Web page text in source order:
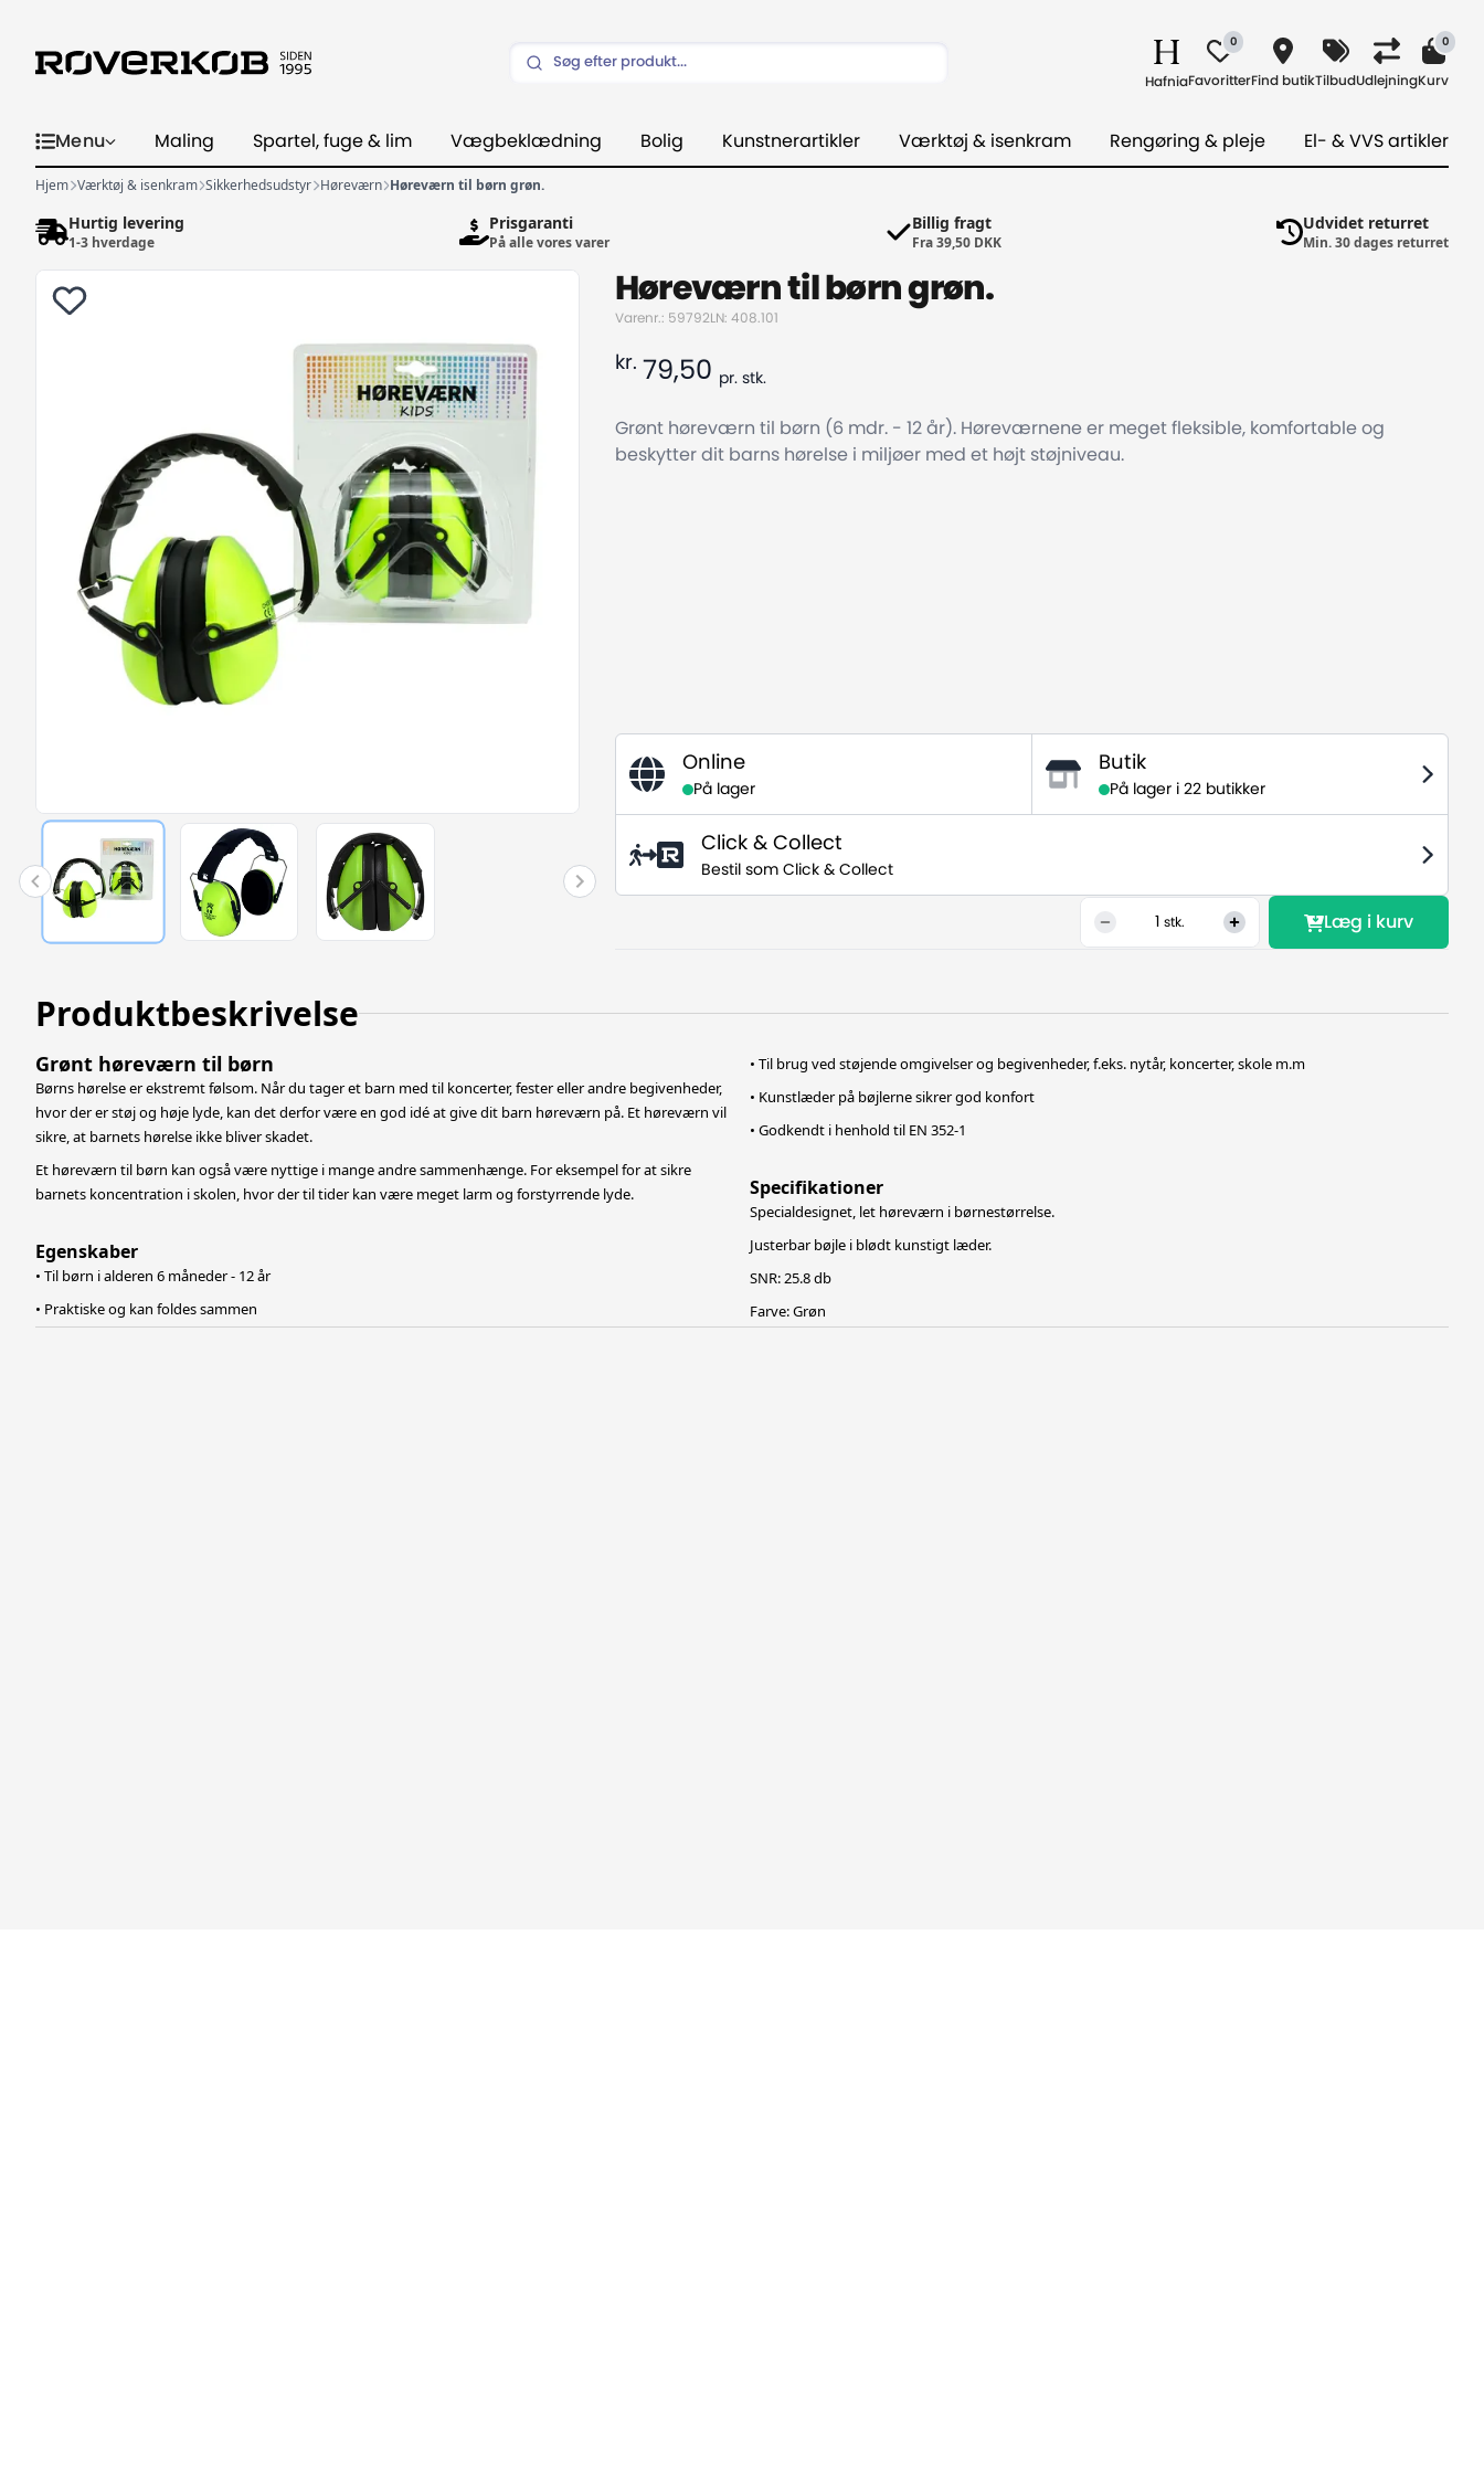
Hafnia
0
FavoritterFind butikTilbudUdlejning
0
Kurv
Menu Maling Spartel, fuge & lim Vægbeklædning Bolig Kunstnerartikler Værktøj & isenkram Rengøring & pleje El- & VVS artikler
Hjem Værktøj & isenkram Sikkerhedsudstyr Høreværn Høreværn til børn grøn.
Hurtig levering
1-3 hverdage
Prisgaranti
På alle vores varer
Billig fragt
Fra 39,50 DKK
Udvidet returret
Min. 30 dages returret
Høreværn til børn grøn.
Varenr.: 59792LN: 408.101
kr. 79,50 pr. stk.
Grønt høreværn til børn (6 mdr. - 12 år). Høreværnene er meget fleksible, komfortable og
beskytter dit barns hørelse i miljøer med et højt støjniveau.
Online
På lager
Butik
På lager i 22 butikker
Click & Collect
Bestil som Click & Collect
stk. Læg i kurv
Produktbeskrivelse
Grønt høreværn til børn
Børns hørelse er ekstremt følsom. Når du tager et barn med til koncerter, fester eller andre begivenheder,
hvor der er støj og høje lyde, kan det derfor være en god idé at give dit barn høreværn på. Et høreværn vil
sikre, at barnets hørelse ikke bliver skadet.
Et høreværn til børn kan også være nyttige i mange andre sammenhænge. For eksempel for at sikre
barnets koncentration i skolen, hvor der til tider kan være meget larm og forstyrrende lyde.
Egenskaber
• Til børn i alderen 6 måneder - 12 år
• Praktiske og kan foldes sammen
• Til brug ved støjende omgivelser og begivenheder, f.eks. nytår, koncerter, skole m.m
• Kunstlæder på bøjlerne sikrer god konfort
• Godkendt i henhold til EN 352-1
Specifikationer
Specialdesignet, let høreværn i børnestørrelse.
Justerbar bøjle i blødt kunstigt læder.
SNR: 25.8 db
Farve: Grøn